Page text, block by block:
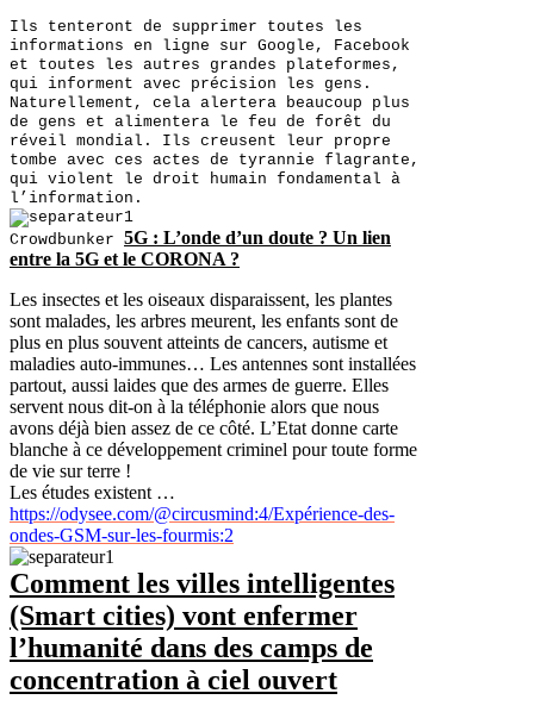
Ils tenteront de supprimer toutes les
informations en ligne sur Google, Facebook
et toutes les autres grandes plateformes,
qui informent avec précision les gens.
Naturellement, cela alertera beaucoup plus
de gens et alimentera le feu de forêt du
réveil mondial. Ils creusent leur propre
tombe avec ces actes de tyrannie flagrante,
qui violent le droit humain fondamental à
l’information.
Crowdbunker 5G : L’onde d’un doute ? Un lien
entre la 5G et le CORONA ?
Les insectes et les oiseaux disparaissent, les plantes
sont malades, les arbres meurent, les enfants sont de
plus en plus souvent atteints de cancers, autisme et
maladies auto-immunes… Les antennes sont installées
partout, aussi laides que des armes de guerre. Elles
servent nous dit-on à la téléphonie alors que nous
avons déjà bien assez de ce côté. L’Etat donne carte
blanche à ce développement criminel pour toute forme
de vie sur terre !
Les études existent …
https://odysee.com/@circusmind:4/Expérience-des-
ondes-GSM-sur-les-fourmis:2
Comment les villes intelligentes
(Smart cities) vont enfermer
l’humanité dans des camps de
concentration à ciel ouvert